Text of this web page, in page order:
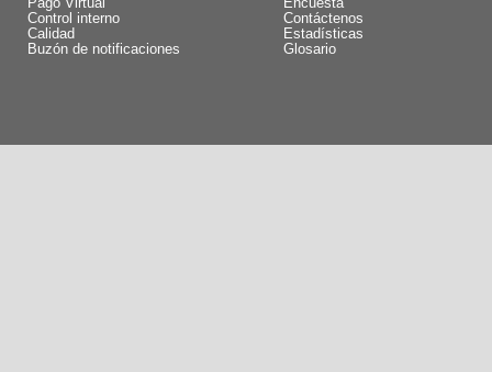
Pago Virtual
Control interno
Calidad
Buzón de notificaciones
Encuesta
Contáctenos
Estadísticas
Glosario